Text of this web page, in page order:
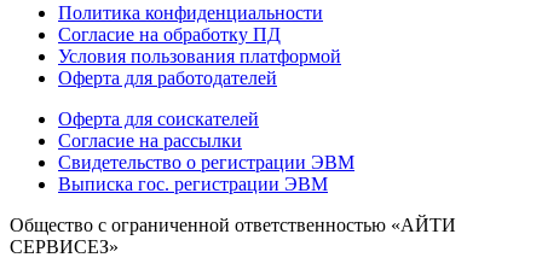
Политика конфиденциальности
Согласие на обработку ПД
Условия пользования платформой
Оферта для работодателей
Оферта для соискателей
Согласие на рассылки
Свидетельство о регистрации ЭВМ
Выписка гос. регистрации ЭВМ
Общество с ограниченной ответственностью «АЙТИ
СЕРВИСЕЗ»